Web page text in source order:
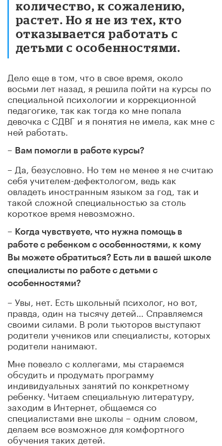
количество, к сожалению,
растет. Но я не из тех, кто
отказывается работать с
детьми с особенностями.
Дело еще в том, что в свое время, около
восьми лет назад, я решила пойти на курсы по
специальной психологии и коррекционной
педагогике, так как тогда ко мне попала
девочка с СДВГ и я понятия не имела, как мне с
ней работать.
– Вам помогли в работе курсы?
– Да, безусловно. Но тем не менее я не считаю
себя учителем-дефектологом, ведь как
овладеть иностранным языком за год, так и
такой сложной специальностью за столь
короткое время невозможно.
– Когда чувствуете, что нужна помощь в
работе с ребенком с особенностями, к кому
Вы можете обратиться? Есть ли в вашей школе
специалисты по работе с детьми с
особенностями?
– Увы, нет. Есть школьный психолог, но вот,
правда, один на тысячу детей… Справляемся
своими силами. В роли тьюторов выступают
родители учеников или специалисты, которых
родители нанимают.
Мне повезло с коллегами, мы стараемся
обсудить и продумать программу
индивидуальных занятий по конкретному
ребенку. Читаем специальную литературу,
заходим в Интернет, общаемся со
специалистами вне школы – одним словом,
делаем все возможное для комфортного
обучения таких детей.